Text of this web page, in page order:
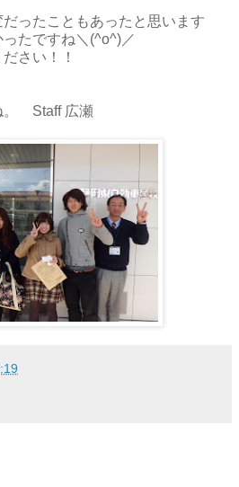
ったこともあったと思います
たですね＼(^o^)／
さい！！
。 Staff 広瀬